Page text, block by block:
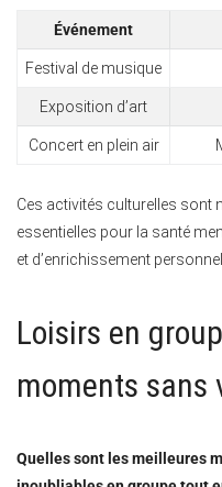
Événement
Festival de musique
Exposition d’art
Concert en plein air
Ces activités culturelles sont
essentielles pour la santé
et d’enrichissement
Loisirs en
moments sans
Quelles sont les meilleures